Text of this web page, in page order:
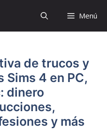
Menú
de trucos y
Sims 4 en PC,
dinero
y más